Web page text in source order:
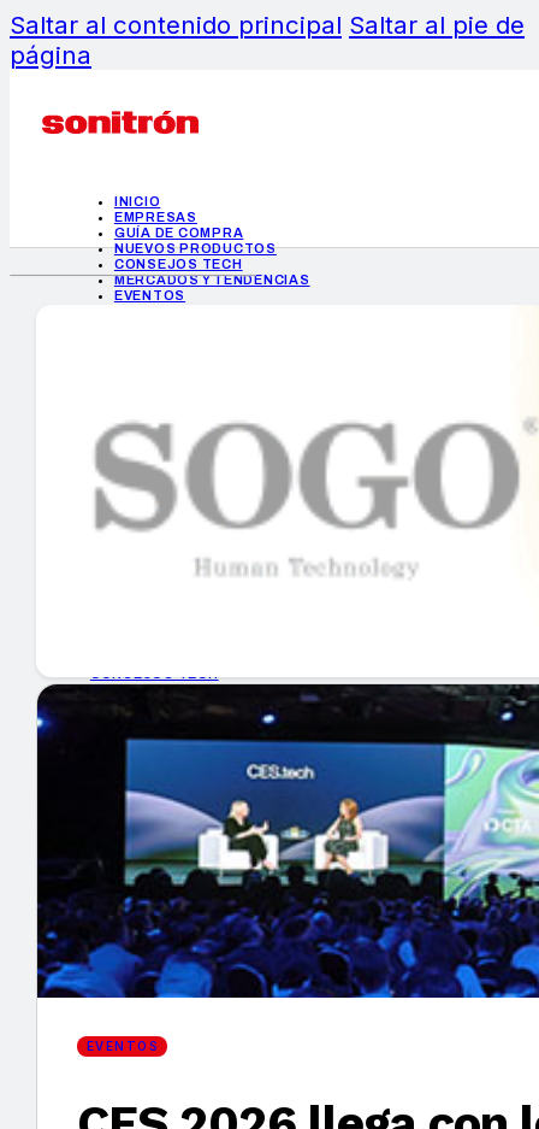
Saltar al contenido principal Saltar al pie de
página
INICIO
EMPRESAS
GUÍA DE COMPRA
NUEVOS PRODUCTOS
CONSEJOS TECH
MERCADOS Y TENDENCIAS
EVENTOS
INICIO
EMPRESAS
GUÍA DE COMPRA
MERCADOS Y TENDENCIAS
HEMEROTECA
Encuentra tu noticia
EVENTOS